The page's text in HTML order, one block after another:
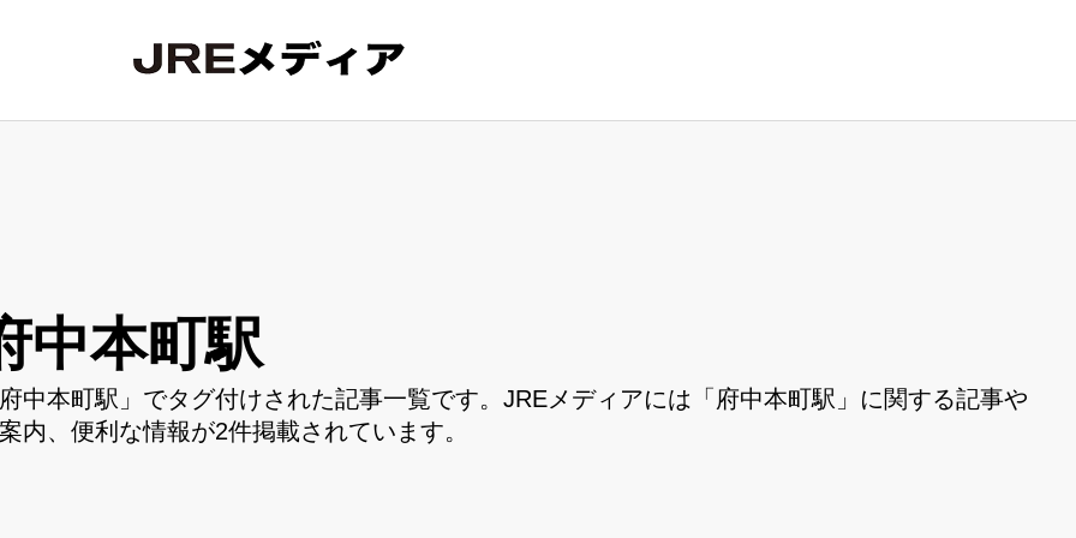
中本町駅
中本町駅」でタグ付けされた記事一覧です。JREメディアには「府中本町駅」に関する記事や
内、便利な情報が2件掲載されています。